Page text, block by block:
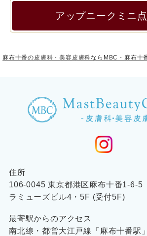
アップニークミニ
麻布十番の皮膚科・美容皮膚科ならMBC・麻布十
住所
106-0045 東京都港区麻布十番1-6-5
ラミューズビル4・5F (受付5F)
最寄駅からのアクセス
南北線・都営大江戸線「麻布十番駅」